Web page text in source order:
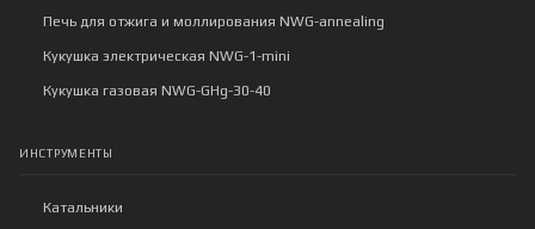
Печь для отжига и моллирования NWG-annealing
Кукушка электрическая NWG-1-mini
Кукушка газовая NWG-GHg-30-40
ИНСТРУМЕНТЫ
Катальники